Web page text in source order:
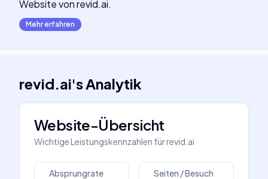
Website von revid.ai.
Mehr erfahren
revid.ai'sAnalytik
Website-Übersicht
Wichtige Leistungskennzahlen fürrevid.ai
Absprungrate Seiten / Besuch